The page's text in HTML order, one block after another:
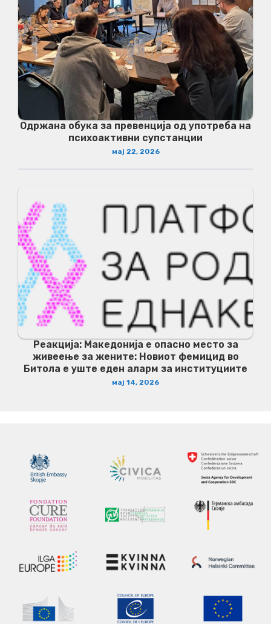
Одржана обука за превенција од употреба на
психоактивни супстанции
мај 22, 2026
Реакција: Македонија е опасно место за
живеење за жените: Новиот фемицид во
Битола е уште еден аларм за институциите
мај 14, 2026